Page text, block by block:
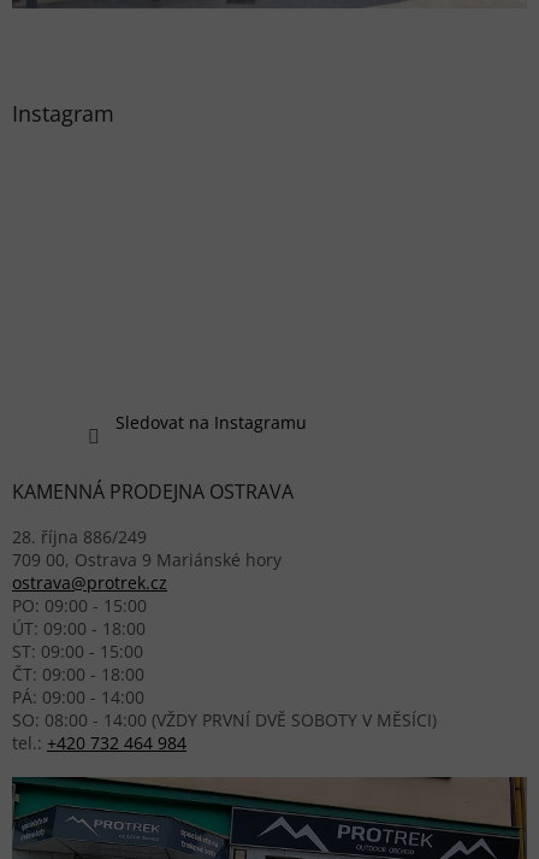
Instagram
Sledovat na Instagramu
KAMENNÁ PRODEJNA OSTRAVA
28. října 886/249
709 00, Ostrava 9 Mariánské hory
ostrava@protrek.cz
PO: 09:00 - 15:00
ÚT: 09:00 - 18:00
ST: 09:00 - 15:00
ČT: 09:00 - 18:00
PÁ: 09:00 - 14:00
SO: 08:00 - 14:00 (VŽDY PRVNÍ DVĚ SOBOTY V MĚSÍCI)
tel.: +420 732 464 984